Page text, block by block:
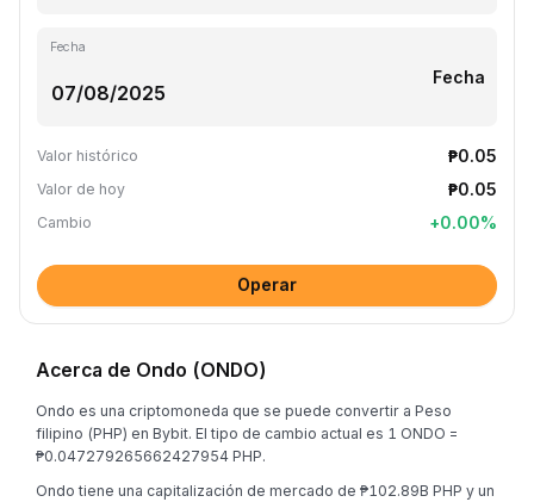
Fecha
Fecha
Valor histórico ₱0.05
Valor de hoy ₱0.05
Cambio +0.00%
Operar
Acerca de Ondo (ONDO)
Ondo es una criptomoneda que se puede convertir a Peso
filipino (PHP) en Bybit. El tipo de cambio actual es 1 ONDO =
₱0.047279265662427954 PHP.
Ondo tiene una capitalización de mercado de ₱102.89B PHP y un